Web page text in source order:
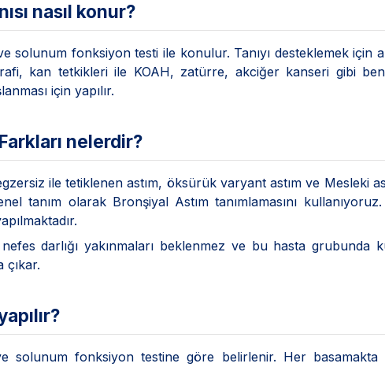
nasıl konur?
solunum fonksiyon testi ile konulur. Tanıyı desteklemek için
kan tetkikleri ile KOAH, zatürre, akciğer kanseri gibi
için yapılır.
nelerdir?
ile tetiklenen astım, öksürük varyant astım ve Mesleki
tanım olarak Bronşiyal Astım tanımlamasını
darlığı yakınmaları beklenmez ve bu hasta grubunda
çıkar.
ve solunum fonksiyon testine göre belirlenir. Her basamakta